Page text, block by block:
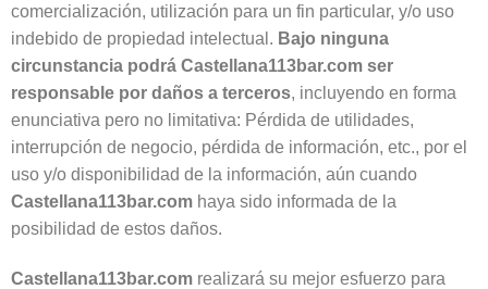
comercialización, utilización para un fin particular, y/o uso
indebido de propiedad intelectual. Bajo ninguna
circunstancia podrá Castellana113bar.com ser
responsable por daños a terceros, incluyendo en forma
enunciativa pero no limitativa: Pérdida de utilidades,
interrupción de negocio, pérdida de información, etc., por el
uso y/o disponibilidad de la información, aún cuando
Castellana113bar.com haya sido informada de la
posibilidad de estos daños.
Castellana113bar.com realizará su mejor esfuerzo para